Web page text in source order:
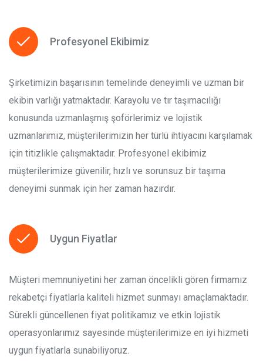
Profesyonel Ekibimiz
Şirketimizin başarısının temelinde deneyimli ve uzman bir
ekibin varlığı yatmaktadır. Karayolu ve tır taşımacılığı
konusunda uzmanlaşmış şoförlerimiz ve lojistik
uzmanlarımız, müşterilerimizin her türlü ihtiyacını karşılamak
için titizlikle çalışmaktadır. Profesyonel ekibimiz
müşterilerimize güvenilir, hızlı ve sorunsuz bir taşıma
deneyimi sunmak için her zaman hazırdır.
Uygun Fiyatlar
Müşteri memnuniyetini her zaman öncelikli gören firmamız
rekabetçi fiyatlarla kaliteli hizmet sunmayı amaçlamaktadır.
Sürekli güncellenen fiyat politikamız ve etkin lojistik
operasyonlarımız sayesinde müşterilerimize en iyi hizmeti
uygun fiyatlarla sunabiliyoruz.